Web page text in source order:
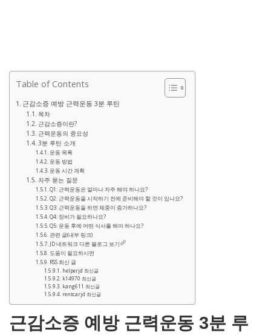
Table of Contents
근감소증 예방 근력운동 3분 루틴
목차
근감소증이란?
근력운동의 중요성
3분 루틴 소개
운동 목록
운동 방법
운동 시간 계획
자주 묻는 질문
Q1: 근력운동은 얼마나 자주 해야 하나요?
Q2: 근력운동을 시작하기 전에 준비해야 할 것이 있나요?
Q3: 근력운동을 하면 체중이 증가하나요?
Q4: 장비가 필요하나요?
Q5: 운동 후에 어떤 식사를 해야 하나요?
관련 글(내부 링크)
JD 네트워크 다른 블로그 보기
도움이 필요하시면
RSS 최신 글
helperjd 최신글
k14970 최신글
kang611 최신글
rentcarjd 최신글
근감소증 예방 근력운동 3분 루